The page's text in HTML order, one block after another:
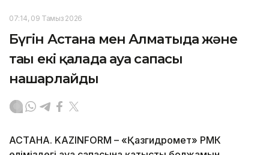
07:14, 09 Тамыз 2026
Бүгін Астана мен Алматыда және
тағы екі қалада ауа сапасы
нашарлайды
АСТАНА. KAZINFORM – «Қазгидромет» РМК